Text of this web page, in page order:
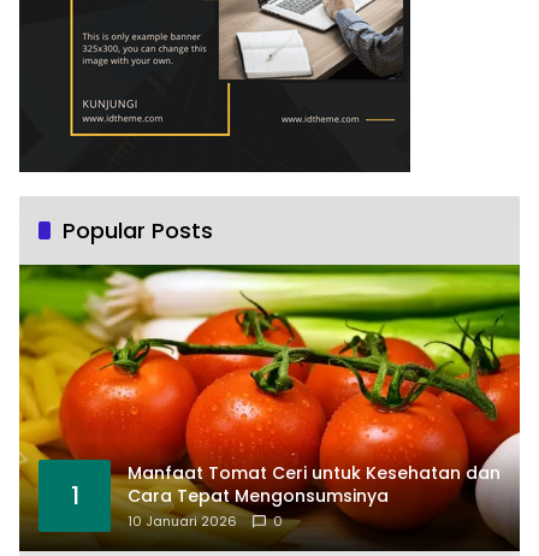
Popular Posts
1
Manfaat Tomat Ceri untuk Kesehatan dan
Cara Tepat Mengonsumsinya
10 Januari 2026 0